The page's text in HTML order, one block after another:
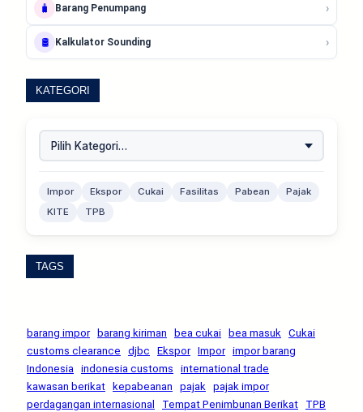
🧳 Barang Penumpang ›
🛢️ Kalkulator Sounding ›
KATEGORI
Impor Ekspor Cukai Fasilitas Pabean
Pajak
KITE
TPB
TAGS
barang impor barang kiriman bea cukai bea masuk Cukai
customs clearance
djbc Ekspor Impor impor barang
Indonesia indonesia customs
international trade
kawasan berikat
kepabeanan pajak pajak impor
perdagangan internasional
Tempat Penimbunan Berikat TPB